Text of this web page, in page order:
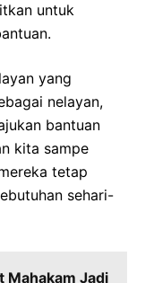
untuk
yang
nelayan,
bantuan
kita sampe
tetap
sehari-
Mahakam Jadi